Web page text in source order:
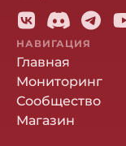
НАВИГАЦИЯ
Главная
Мониторинг
Сообщество
Магазин